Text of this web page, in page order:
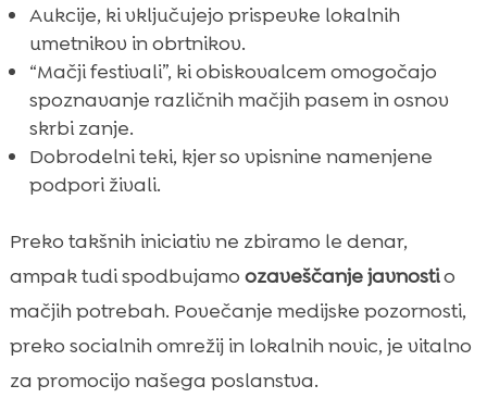
Aukcije, ki vključujejo prispevke lokalnih
umetnikov in obrtnikov.
“Mačji festivali”, ki obiskovalcem omogočajo
spoznavanje različnih mačjih pasem in osnov
skrbi zanje.
Dobrodelni teki, kjer so vpisnine namenjene
podpori živali.
Preko takšnih iniciativ ne zbiramo le denar,
ampak tudi spodbujamo ozaveščanje javnostio
mačjih potrebah. Povečanje medijske pozornosti,
preko socialnih omrežij in lokalnih novic, je vitalno
za promocijo našega poslanstva.